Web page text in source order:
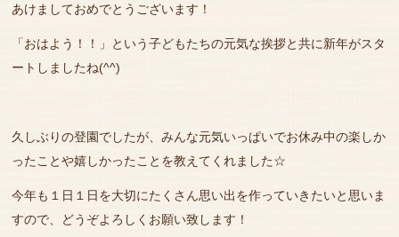
あけましておめでとうございます！
「おはよう！！」という子どもたちの元気な挨拶と共に新年がスタ
ートしましたね(^^)
久しぶりの登園でしたが、みんな元気いっぱいでお休み中の楽しか
ったことや嬉しかったことを教えてくれました☆
今年も１日１日を大切にたくさん思い出を作っていきたいと思いま
すので、どうぞよろしくお願い致します！